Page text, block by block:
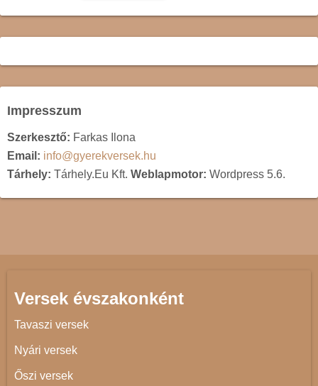
Impresszum
Szerkesztő: Farkas Ilona
Email: info@gyerekversek.hu
Tárhely: Tárhely.Eu Kft. Weblapmotor: Wordpress 5.6.
Versek évszakonként
Tavaszi versek
Nyári versek
Őszi versek